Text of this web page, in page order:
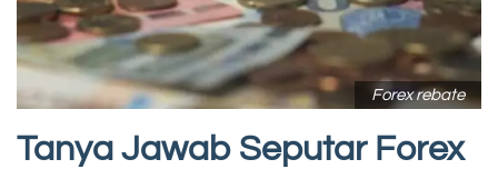
Forex rebate
Tanya Jawab Seputar Forex